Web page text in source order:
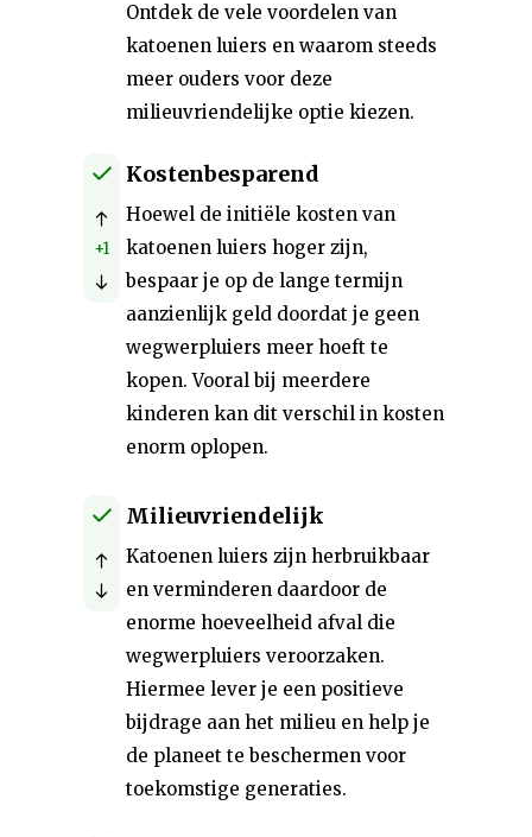
Ontdek de vele voordelen van
katoenen luiers en waarom steeds
meer ouders voor deze
milieuvriendelijke optie kiezen.
+1
Kostenbesparend
Hoewel de initiële kosten van
katoenen luiers hoger zijn,
bespaar je op de lange termijn
aanzienlijk geld doordat je geen
wegwerpluiers meer hoeft te
kopen. Vooral bij meerdere
kinderen kan dit verschil in kosten
enorm oplopen.
Milieuvriendelijk
Katoenen luiers zijn herbruikbaar
en verminderen daardoor de
enorme hoeveelheid afval die
wegwerpluiers veroorzaken.
Hiermee lever je een positieve
bijdrage aan het milieu en help je
de planeet te beschermen voor
toekomstige generaties.